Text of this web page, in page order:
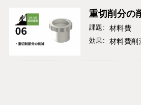
重切削分の
課題: 材料費
効果: 材料費削